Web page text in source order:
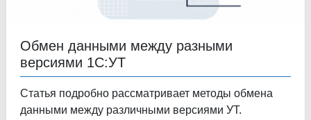
Обмен данными между разными
версиями 1С:УТ
Статья подробно рассматривает методы обмена
данными между различными версиями УТ.